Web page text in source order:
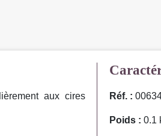
aux cires
Réf. :
Poids : 0.1